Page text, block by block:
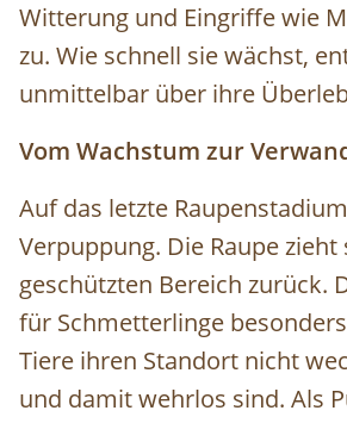
Witterung und Eingriffe wie
zu. Wie schnell sie wächst,
unmittelbar über ihre
Vom Wachstum zur
Auf das letzte
Verpuppung. Die Raupe zieht
geschützten Bereich zurück.
für Schmetterlinge
Tiere ihren Standort nicht
und damit wehrlos sind. Als